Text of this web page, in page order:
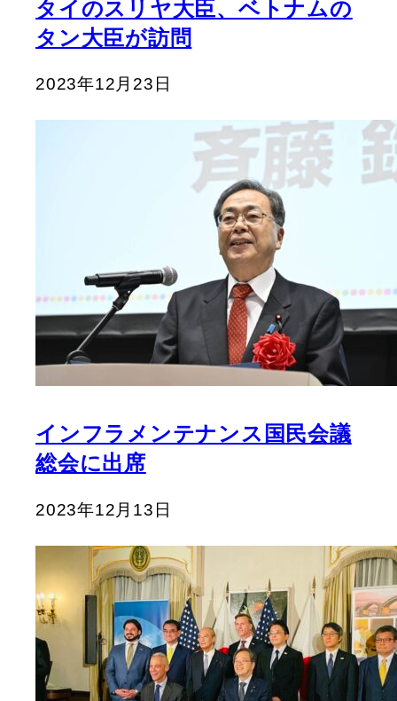
タイのスリヤ大臣、ベトナムの
タン大臣が訪問
2023年12月23日
インフラメンテナンス国民会議
総会に出席
2023年12月13日